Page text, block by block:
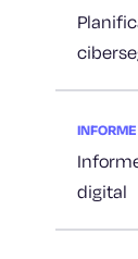
digital